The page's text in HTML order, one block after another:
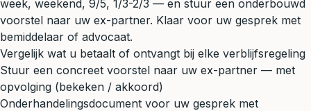
week, weekend, 9/5, 1/3-2/3 — en stuur een onderbouwd
voorstel naar uw ex-partner. Klaar voor uw gesprek met
bemiddelaar of advocaat.
Vergelijk wat u betaalt of ontvangt bij elke verblijfsregeling
Stuur een concreet voorstel naar uw ex-partner — met
opvolging (bekeken / akkoord)
Onderhandelingsdocument voor uw gesprek met